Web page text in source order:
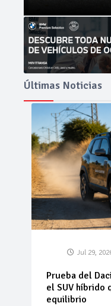
Últimas Noticias
Jul 29, 2026
Prueba del
el SUV híbrido
equilibrio